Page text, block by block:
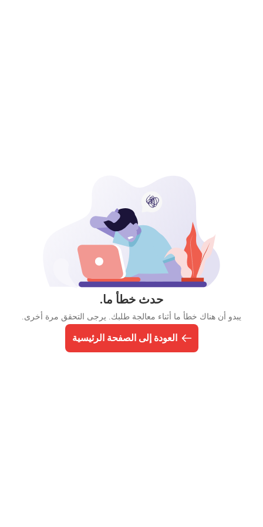
حدث خطأ ما.
يبدو أن هناك خطأ ما أثناء معالجة طلبك. يرجى التحقق مرة أخرى.
العودة إلى الصفحة الرئيسية